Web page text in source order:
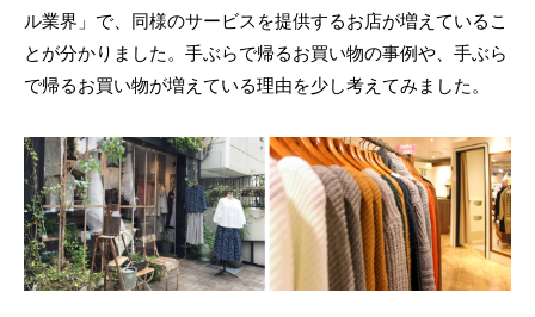
ル業界」で、同様のサービスを提供するお店が増えているこ
とが分かりました。手ぶらで帰るお買い物の事例や、手ぶら
で帰るお買い物が増えている理由を少し考えてみました。